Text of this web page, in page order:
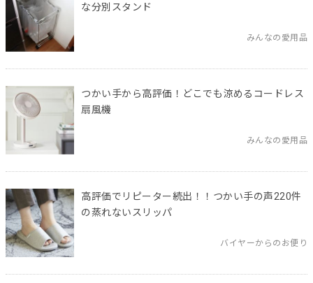
な分別スタンド
みんなの愛用品
つかい手から高評価！どこでも涼めるコードレス
扇風機
みんなの愛用品
高評価でリピーター続出！！つかい手の声220件
の蒸れないスリッパ
バイヤーからのお便り